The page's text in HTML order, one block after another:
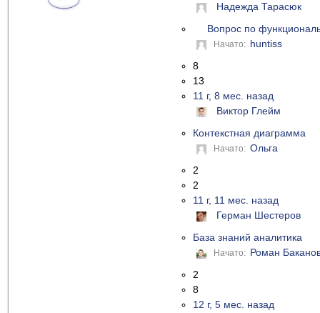
Надежда Тарасюк
Вопрос по
Начато: huntiss
8
13
11 г, 8 мес. назад
Виктор Глейм
Контекстная диаграмма
Начато: Ольга
2
2
11 г, 11 мес. назад
Герман Шестеров
База знаний аналитика
Начато: Роман
2
8
12 г, 5 мес. назад